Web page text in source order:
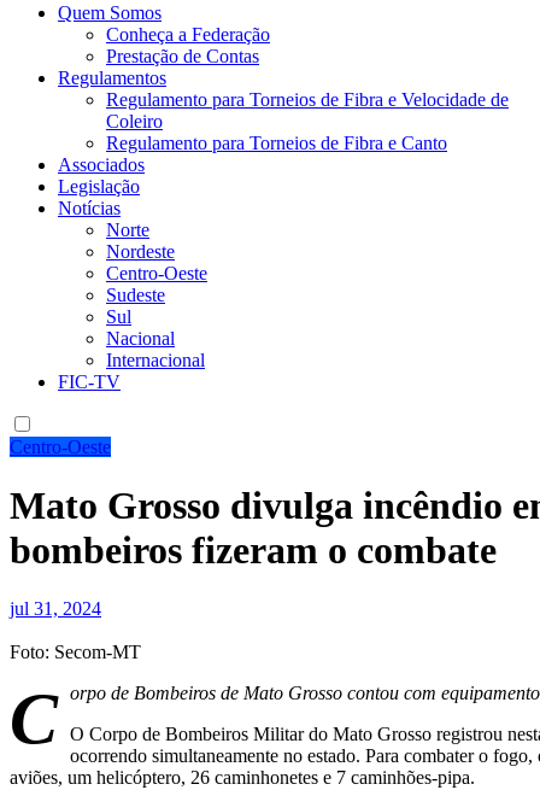
Site da Federação Internacional dos Criadores de Pássaros
Quem Somos
Conheça a Federação
Prestação de Contas
Regulamentos
Regulamento para Torneios de Fibra e Velocidade de
Coleiro
Regulamento para Torneios de Fibra e Canto
Associados
Legislação
Notícias
Norte
Nordeste
Centro-Oeste
Sudeste
Sul
Nacional
Internacional
FIC-TV
Centro-Oeste
Mato Grosso divulga incêndio
bombeiros fizeram o combate
jul 31, 2024
Foto: Secom-MT
C orpo de Bombeiros de Mato Grosso contou com
O Corpo de Bombeiros Militar do Mato Grosso registrou
ocorrendo simultaneamente no estado. Para combater o
aviões, um helicóptero, 26 caminhonetes e 7 caminhões-pipa.